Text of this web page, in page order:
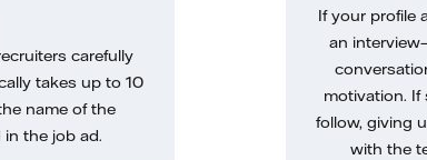
carefully
takes up to 10
name of the
the job ad.
If your profile
an
motivation. If
follow, giving
with the